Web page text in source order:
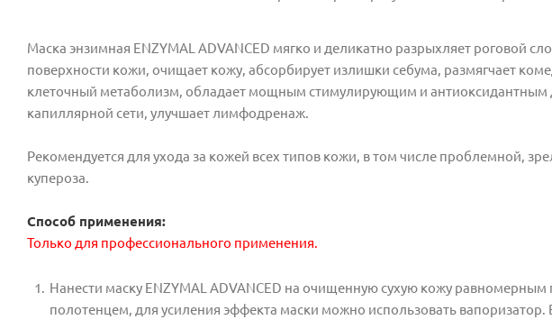
Маска энзимная ENZYMAL ADVANCED мягко и деликатно разрыхляет роговой
поверхности кожи, очищает кожу, абсорбирует излишки себума, размягчает
клеточный метаболизм, обладает мощным стимулирующим и антиоксидантным
капиллярной сети, улучшает лимфодренаж.
Рекомендуется для ухода за кожей всех типов кожи, в том числе проблемной,
купероза.
Способ применения:
Только для профессионального применения.
Нанести маску ENZYMAL ADVANCED на очищенную сухую кожу
полотенцем, для усиления эффекта маски можно использовать